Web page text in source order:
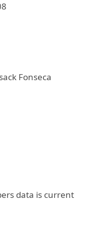
Fonseca
data is current